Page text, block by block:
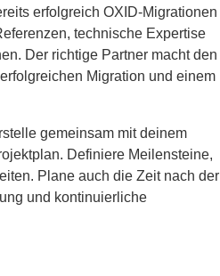
erfolgreich OXID-Migrationen
technische Expertise
Der richtige Partner macht den
Migration und einem
gemeinsam mit deinem
Definiere Meilensteine,
Plane auch die Zeit nach der
und kontinuierliche